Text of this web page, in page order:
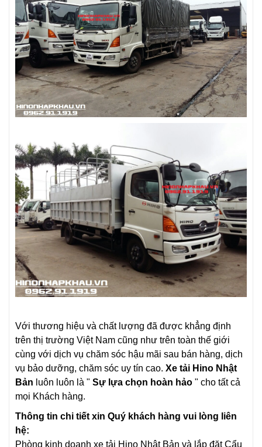
Với thương hiệu và chất lượng đã được khẳng định
trên thị trường Việt Nam cũng như trên toàn thế giới
cùng với dịch vụ chăm sóc hậu mãi sau bán hàng, dịch
vụ bảo dưỡng, chăm sóc uy tín cao. Xe tải Hino Nhật
Bản luôn luôn là " Sự lựa chọn hoàn hảo " cho tất cả
mọi Khách hàng.
Thông tin chi tiết xin Quý khách hàng vui lòng liên
hệ:
Phòng kinh doanh xe tải Hino Nhật Bản và lắp đặt Cẩu